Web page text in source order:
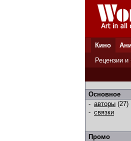
Кино
Рецензии
Основное
- авторы (27)
- связки
Промо